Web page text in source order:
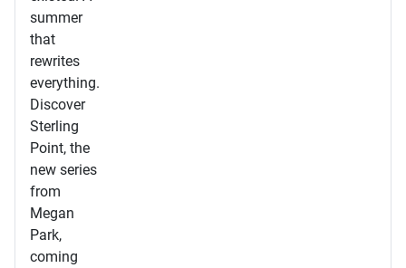
summer
that
rewrites
everything.
Discover
Sterling
Point, the
new series
from
Megan
Park,
coming